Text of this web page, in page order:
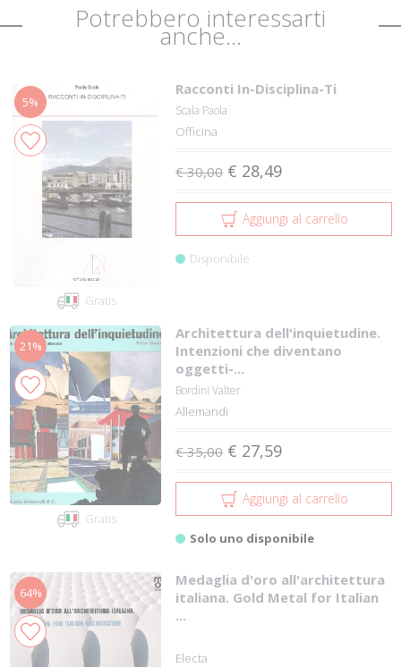
Potrebbero interessarti
anche...
5%
Gratis
Racconti In-Disciplina-Ti
Scala Paola
Officina
€ 30,00 € 28,49
Aggiungi al carrello
Disponibile
21%
Gratis
Architettura dell'inquietudine.
Intenzioni che diventano
oggetti-...
Bordini Valter
Allemandi
€ 35,00 € 27,59
Aggiungi al carrello
Solo uno disponibile
64%
Medaglia d'oro all'architettura
italiana. Gold Metal for Italian
...
Electa